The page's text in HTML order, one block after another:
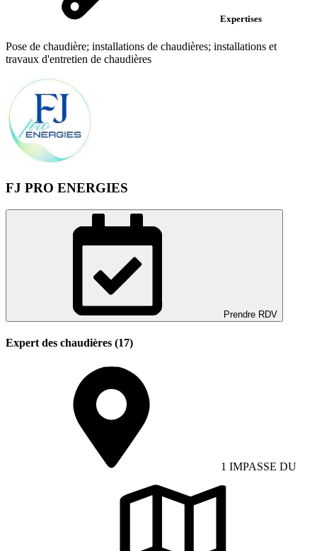
Expertises
Pose de chaudière; installations de chaudières; installations et
travaux d'entretien de chaudières
FJ PRO ENERGIES
Prendre RDV
Expert des chaudières (17)
1 IMPASSE DU